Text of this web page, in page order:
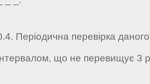
Періодична перевірка
що не перевищує 3